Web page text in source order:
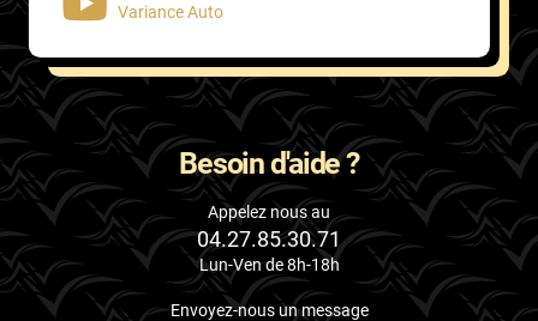
Variance Auto
Besoin d'aide ?
Appelez nous au
04.27.85.30.71
Lun-Ven de 8h-18h
Envoyez-nous un message